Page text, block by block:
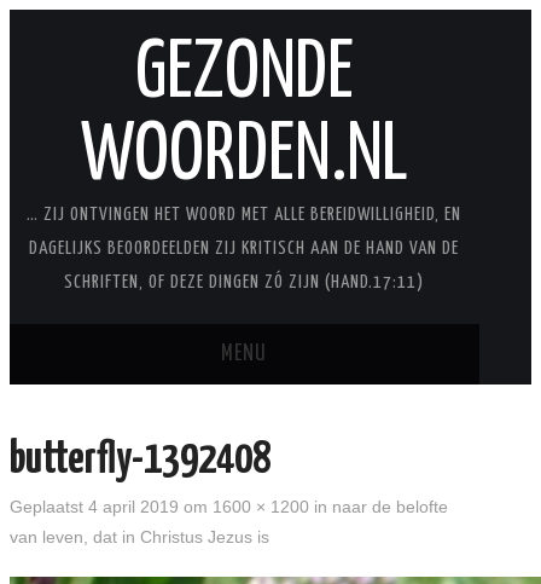
GEZONDE
WOORDEN.NL
… ZIJ ONTVINGEN HET WOORD MET ALLE BEREIDWILLIGHEID, EN
DAGELIJKS BEOORDEELDEN ZIJ KRITISCH AAN DE HAND VAN DE
SCHRIFTEN, OF DEZE DINGEN ZÓ ZIJN (HAND.17:11)
MENU
STUDIES
STUDIESERIES
butterfly-1392408
Geplaatst 4 april 2019 om 1600 × 1200 in naar de belofte
van leven, dat in Christus Jezus is